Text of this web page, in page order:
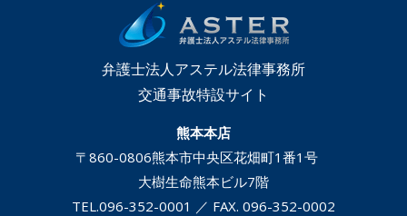
弁護士法人アステル法律事務所
交通事故特設サイト
熊本本店
〒860-0806熊本市中央区花畑町1番1号
大樹生命熊本ビル7階
TEL.096-352-0001 ／ FAX. 096-352-0002